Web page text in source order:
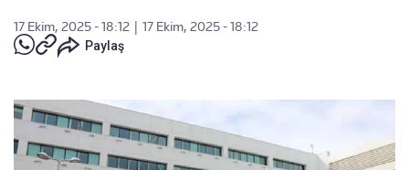
17 Ekim, 2025 - 18:12
17 Ekim, 2025 - 18:12
Paylaş